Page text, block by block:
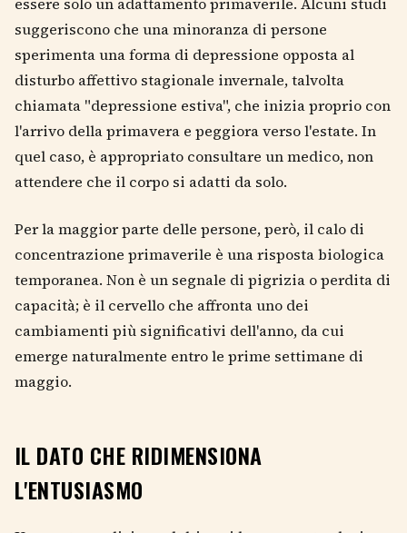
suggeriscono che una minoranza di persone
sperimenta una forma di depressione opposta al
disturbo affettivo stagionale invernale, talvolta
chiamata "depressione estiva", che inizia proprio con
l'arrivo della primavera e peggiora verso l'estate. In
quel caso, è appropriato consultare un medico, non
attendere che il corpo si adatti da solo.
Per la maggior parte delle persone, però, il calo di
concentrazione primaverile è una risposta biologica
temporanea. Non è un segnale di pigrizia o perdita di
capacità; è il cervello che affronta uno dei
cambiamenti più significativi dell'anno, da cui
emerge naturalmente entro le prime settimane di
maggio.
IL DATO CHE RIDIMENSIONA
L'ENTUSIASMO